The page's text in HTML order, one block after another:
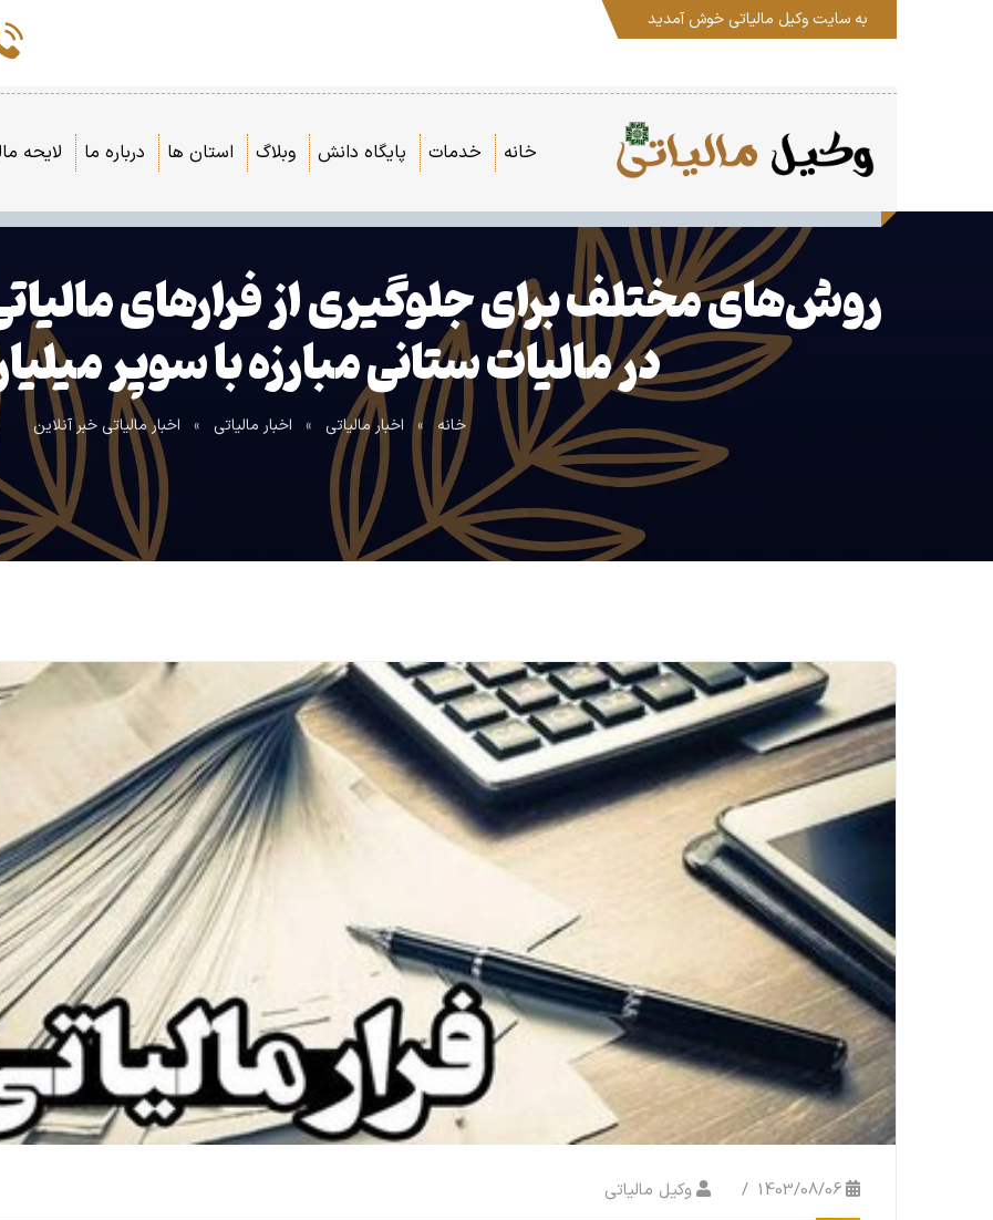
به سایت وکیل مالیاتی خوش آمدید
خانه خدمات پایگاه دانش وبلاگ استان ها درباره ما لایحه
روش‌های مختلف برای جلوگیری از فرارهای
در مالیات ستانی مبارزه با سوپر
خانه » اخبار مالیاتی » اخبار مالیاتی » اخبار مالیاتی خبر آنلاین
1403/08/06 وکیل مالیاتی